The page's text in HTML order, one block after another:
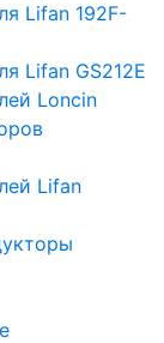
Lifan 192F-
Lifan GS212E
Loncin
Lifan